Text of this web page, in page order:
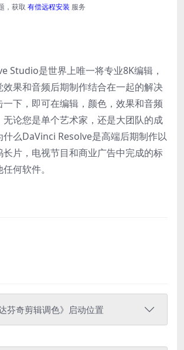
，获取 有偿远程安装 服务
Studio是世界上唯一将专业8K编辑，
果和音频后期制作结合在一起的解决
下，即可在编辑，颜色，效果和音频
无论您是单个艺术家，还是大团队的成
什么DaVinci Resolve是高端后期制作以
长片，电视节目和商业广告中完成的标
何软件。
芬奇剪辑调色》启动位置